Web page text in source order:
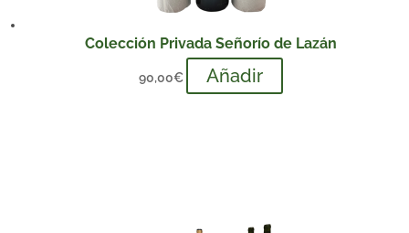
Colección Privada Señorío de Lazán
90,00€ Añadir